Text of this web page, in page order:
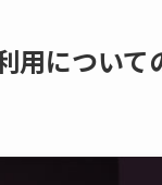
用について